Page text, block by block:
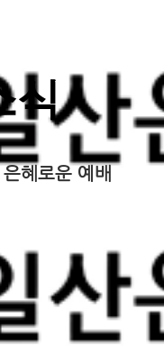
식
은혜로운 예배